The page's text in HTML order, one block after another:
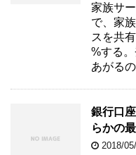
家族サ
で、家
スを共
%する
あがる
銀行口
らかの
2018/